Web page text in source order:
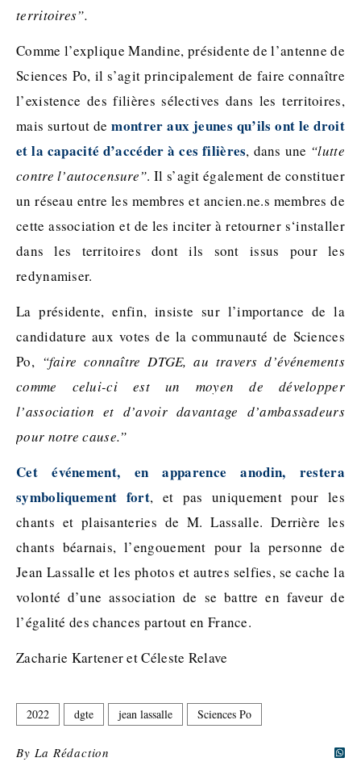
territoires”.
Comme l’explique Mandine, présidente de l’antenne de
Sciences Po, il s’agit principalement de faire connaître
l’existence des filières sélectives dans les territoires,
mais surtout demontrer aux jeunes qu’ils ont le droit
et la capacité d’accéder à ces filières, dans une “lutte
contre l’autocensure”. Il s’agit également de constituer
un réseau entre les membres et ancien.ne.s membres de
cette association et de les inciter à retourner s‘installer
dans les territoires dont ils sont issus pour les
redynamiser.
La présidente, enfin, insiste sur l’importance de la
candidature aux votes de la communauté de Sciences
Po, “faire connaître DTGE, au travers d’événements
comme celui-ci est un moyen de développer
l’association et d’avoir davantage d’ambassadeurs
pour notre cause.”
Cet événement, en apparence anodin, restera
symboliquement fort, et pas uniquement pour les
chants et plaisanteries de M. Lassalle. Derrière les
chants béarnais, l’engouement pour la personne de
Jean Lassalle et les photos et autres selfies, se cache la
volonté d’une association de se battre en faveur de
l’égalité des chances partout en France.
Zacharie Kartener et Céleste Relave
2022 dgte jean lassalle Sciences Po
ByLa Rédaction